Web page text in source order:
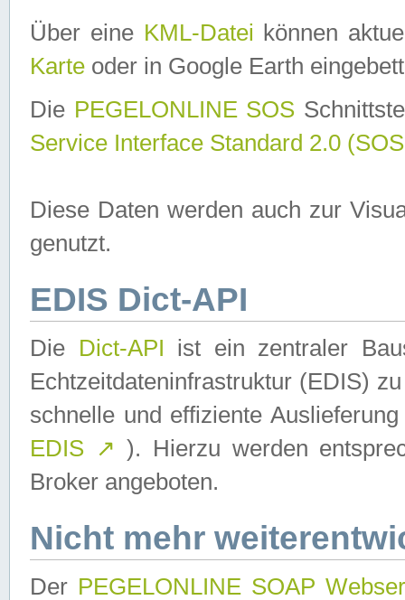
Über eine KML-Datei können
Karte oder in Google Earth
Die PEGELONLINE SOS
Service Interface Standard 2.0
Diese Daten werden auch zur
genutzt.
EDIS Dict-API
Die Dict-API ist ein zentraler
Echtzeitdateninfrastruktur (EDIS)
schnelle und effiziente
EDIS ↗ ). Hierzu werden
Broker angeboten.
Nicht mehr
Der PEGELONLINE SOAP